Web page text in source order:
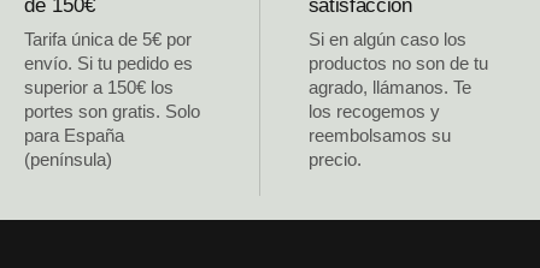
de 150€
Tarifa única de 5€ por
envío. Si tu pedido es
superior a 150€ los
portes son gratis. Solo
para España
(península)
satisfacción
Si en algún caso los
productos no son de tu
agrado, llámanos. Te
los recogemos y
reembolsamos su
precio.